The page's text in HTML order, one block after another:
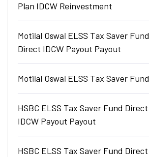
Plan IDCW Reinvestment
Motilal Oswal ELSS Tax Saver Fund
Direct IDCW Payout Payout
Motilal Oswal ELSS Tax Saver Fund
HSBC ELSS Tax Saver Fund Direct
IDCW Payout Payout
HSBC ELSS Tax Saver Fund Direct